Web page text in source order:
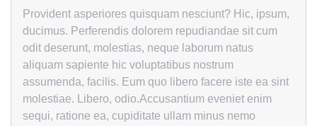
Provident asperiores quisquam nesciunt? Hic, ipsum,
ducimus. Perferendis dolorem repudiandae sit cum
odit deserunt, molestias, neque laborum natus
aliquam sapiente hic voluptatibus nostrum
assumenda, facilis. Eum quo libero facere iste ea sint
molestiae. Libero, odio.Accusantium eveniet enim
sequi, ratione ea, cupiditate ullam minus nemo